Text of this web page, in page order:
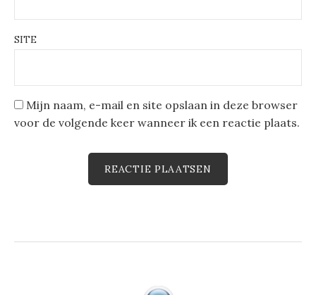
SITE
Mijn naam, e-mail en site opslaan in deze browser
voor de volgende keer wanneer ik een reactie plaats.